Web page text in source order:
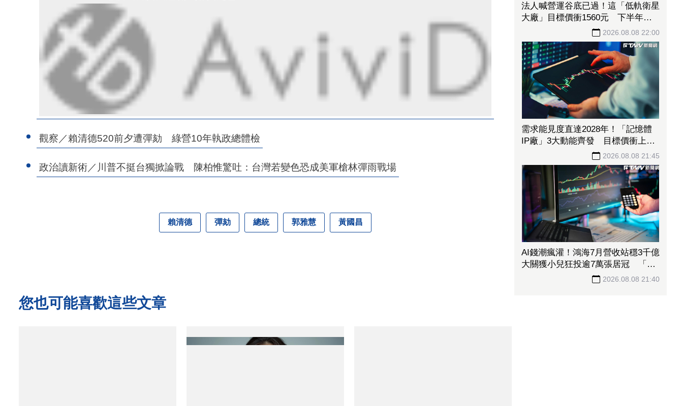
觀察／賴清德520前夕遭彈劾 綠營10年執政總體檢
政治讀新術／川普不挺台獨掀論戰 陳柏惟驚吐：台灣若變色恐成美軍槍林彈雨戰場
賴清德 彈劾 總統 郭雅慧 黃國昌
您也可能喜歡這些文章
法人喊營運谷底已過！這「低軌衛星
大廠」目標價衝1560元 下半年出
貨回溫、營收估成長20%2026.08.08 22:00
需求能見度直達2028年！「記憶體
IP廠」3大動能齊發 目標價衝上
2026.08.08 21:45
AI錢潮瘋灌！鴻海7月營收站穩3千億
大關獲小兒狂投逾7萬張居冠 「這
檔」單月營收首跨9千億、法說前夕
2026.08.08 21:40